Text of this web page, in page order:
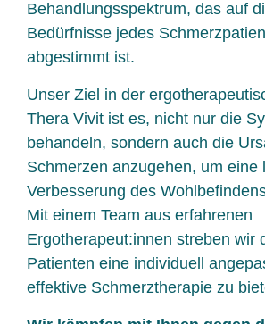
Behandlungsspektrum, das auf
Bedürfnisse jedes
abgestimmt ist.
Unser Ziel in der
Thera Vivit ist es, nicht nur die
behandeln, sondern auch die
Schmerzen anzugehen, um eine
Verbesserung des
Mit einem Team aus erfahrenen
Ergotherapeut:innen streben wir
Patienten eine individuell
effektive Schmerztherapie zu